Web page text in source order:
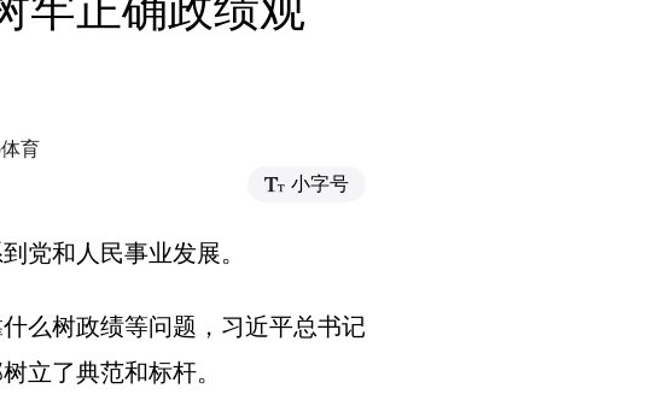
育
小字号
和人民事业发展。
么树政绩等问题，习近平总书记
立了典范和标杆。